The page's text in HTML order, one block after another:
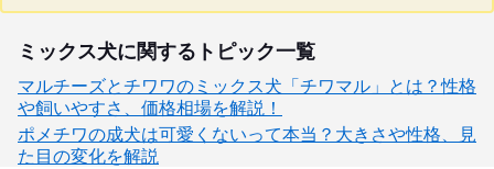
ミックス犬に関するトピック一覧
マルチーズとチワワのミックス犬「チワマル」とは？性格
や飼いやすさ、価格相場を解説！
ポメチワの成犬は可愛くないって本当？大きさや性格、見
た目の変化を解説